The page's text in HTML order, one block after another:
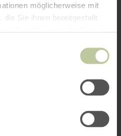
möglicherweise mit
die Sie ihnen bereitgestellt